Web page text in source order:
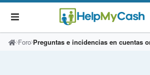
Foro